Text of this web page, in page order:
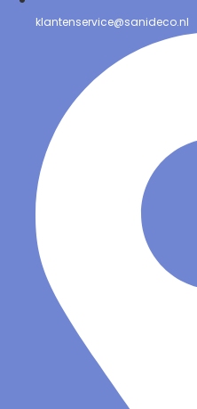
klantenservice@sanideco.nl